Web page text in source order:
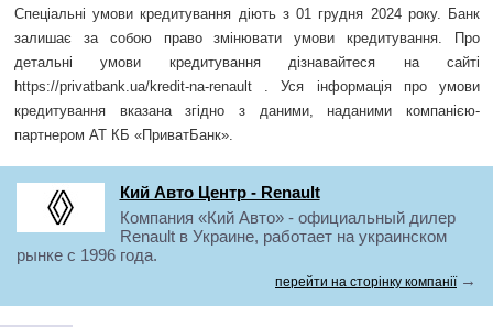
Спеціальні умови кредитування діють з 01 грудня 2024 року. Банк
залишає за собою право змінювати умови кредитування. Про
детальні умови кредитування дізнавайтеся на сайті
https://privatbank.ua/kredit-na-renault . Уся інформація про умови
кредитування вказана згідно з даними, наданими компанією-
партнером АТ КБ «ПриватБанк».
Кий Авто Центр - Renault
Компания «Кий Авто» - официальный дилер
Renault в Украине, работает на украинском
рынке с 1996 года.
перейти на сторінку компанії →